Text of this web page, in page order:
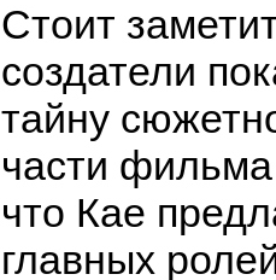
Стоит
создатели
тайну
части
что Кае
главных